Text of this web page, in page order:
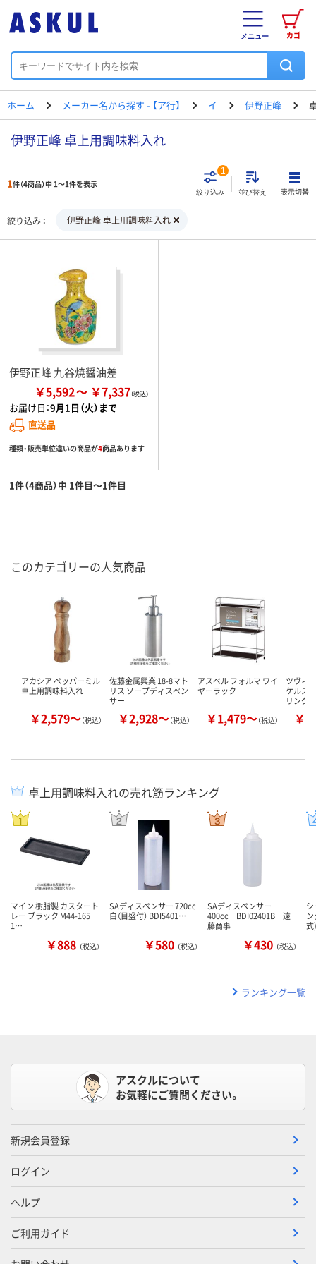
カゴ
メニュー
ホーム メーカー名から探す - 【ア行】 イ 伊野正峰
伊野正峰 卓上用調味料入れ
1件（4商品）中 1～1件を表示
絞り込み
1
並び替え 表示切替
絞り込み 伊野正峰 卓上用調味料入れ
伊野正峰 九谷焼醤油差
￥5,592 ￥7,337
お届け日：9月1日（火）まで
直送品
種類・販売単位違いの商品が4商品あります
1件（4商品）中 1件目～1件目
このカテゴリーの人気商品
アカシア ペッパーミル
卓上用調味料入れ
￥2,579～（税込）
佐藤金属興業 18-8マト
リス ソープディスペン
サー
￥2,928～（税込）
アスベル フォルマ ワイ
ヤーラック
￥1,479～（税込）
ツヴィ
ケルス
リング
￥
卓上用調味料入れの売れ筋ランキング
マイン 樹脂製 カスタート
レー ブラック M44-165
1…
￥888 （税込）
SAディスペンサー 720cc
白（目盛付） BDI5401…
￥580 （税込）
SAディスペンサー
400cc BDI02401B 遠
藤商事
￥430 （税込）
ランキング一覧
アスクルについて
お気軽にご質問ください。
新規会員登録
ログイン
ヘルプ
ご利用ガイド